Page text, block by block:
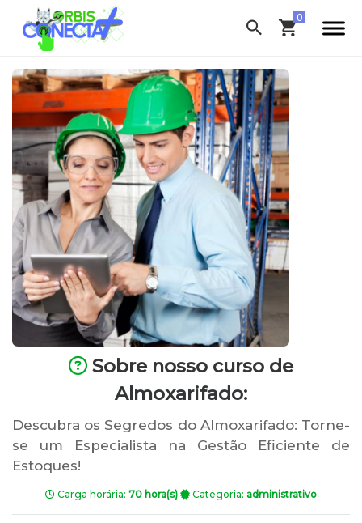
Sobre nosso curso de
Almoxarifado:
Descubra os Segredos do Almoxarifado: Torne-
se um Especialista na Gestão Eficiente de
Estoques!
Carga horária: 70 hora(s) Categoria: administrativo